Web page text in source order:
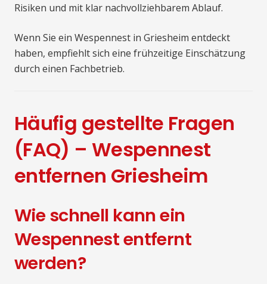
Risiken und mit klar nachvollziehbarem Ablauf.
Wenn Sie ein Wespennest in Griesheim entdeckt
haben, empfiehlt sich eine frühzeitige Einschätzung
durch einen Fachbetrieb.
Häufig gestellte Fragen
(FAQ) – Wespennest
entfernen Griesheim
Wie schnell kann ein
Wespennest entfernt
werden?